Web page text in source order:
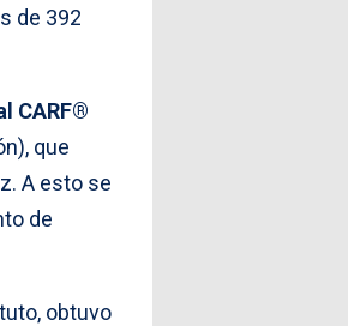
de 392
CARF®
que
A esto se
de
obtuvo